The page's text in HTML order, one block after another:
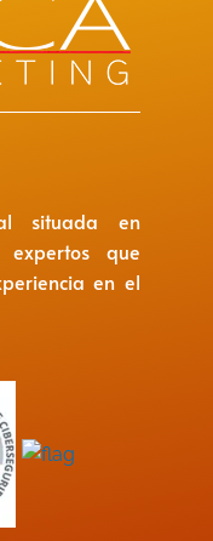
situada en
que
en el